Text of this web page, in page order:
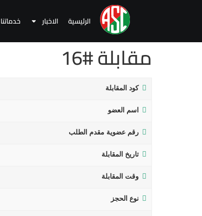
الرئيسية الاخبار خدماتنا
مقابلة #16
كود المقابلة
اسم العضو
رقم عضوية مقدم الطلب
تاريخ المقابلة
وقت المقابلة
نوع الحجز